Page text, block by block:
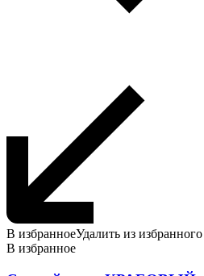
В избранноеУдалить из избранного
В избранное